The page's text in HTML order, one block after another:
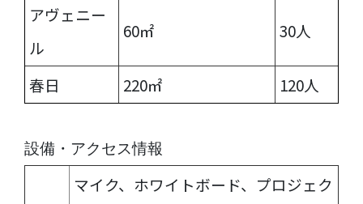
アヴェニー
ル
60㎡ 30人
春日 220㎡ 120人
設備・アクセス情報
マイク、ホワイトボード、プロジェク